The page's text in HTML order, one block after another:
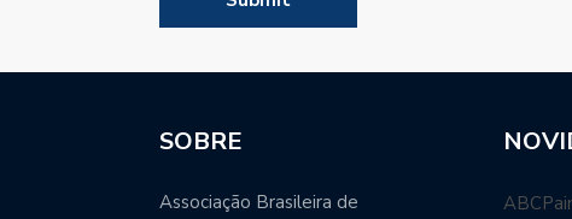
SOBRE
Associação Brasileira de